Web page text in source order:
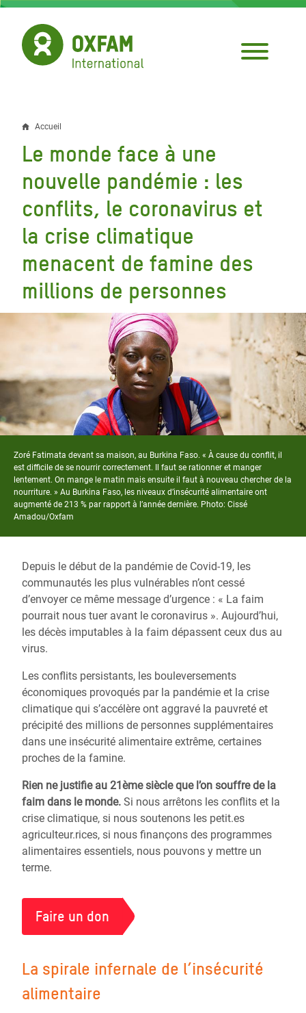
Aller
contenu
principal
Fil
d'Ariane
Accueil
Le monde face à une
nouvelle pandémie : les
conflits, le coronavirus et
la crise climatique
menacent de famine des
millions de personnes
Zoré Fatimata devant sa maison, au Burkina Faso. « À cause du conflit, il
est difficile de se nourrir correctement. Il faut se rationner et manger
lentement. On mange le matin mais ensuite il faut à nouveau chercher de la
nourriture. » Au Burkina Faso, les niveaux d’insécurité alimentaire ont
augmenté de 213 % par rapport à l’année dernière. Photo: Cissé
Amadou/Oxfam
Depuis le début de la pandémie de Covid-19, les
communautés les plus vulnérables n’ont cessé
d’envoyer ce même message d’urgence : « La faim
pourrait nous tuer avant le coronavirus ». Aujourd’hui,
les décès imputables à la faim dépassent ceux dus au
virus.
Les conflits persistants, les bouleversements
économiques provoqués par la pandémie et la crise
climatique qui s’accélère ont aggravé la pauvreté et
précipité des millions de personnes supplémentaires
dans une insécurité alimentaire extrême, certaines
proches de la famine.
Rien ne justifie au 21ème siècle que l’on souffre de la
faim dans le monde. Si nous arrêtons les conflits et la
crise climatique, si nous soutenons les petit.es
agriculteur.rices, si nous finançons des programmes
alimentaires essentiels, nous pouvons y mettre un
terme.
Faire un don
La spirale infernale de l’insécurité
alimentaire